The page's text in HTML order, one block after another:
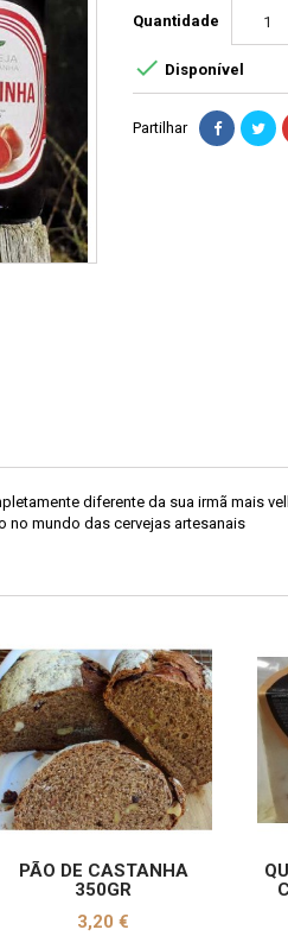
Quantidade
 Disponível
Partilhar
diferente da sua irmã mais
no mundo das cervejas artesanais
PÃO DE CASTANHA
350GR
Preço
3,20 €